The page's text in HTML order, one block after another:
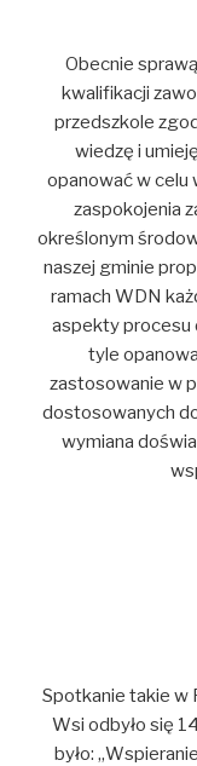
Obecnie
kwalifikacji
przedszkole
wiedzę i
opanować w celu
zaspokojenia
określonym
naszej gminie
ramach WDN
aspekty procesu
tyle
zastosowanie w
dostosowanych
wymiana
Spotkanie takie w
Wsi odbyło się
było: